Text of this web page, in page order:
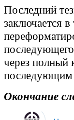
Последний
заключается
через полный
последующим
Окончание